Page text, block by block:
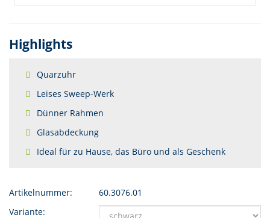
Highlights
Quarzuhr
Leises Sweep-Werk
Dünner Rahmen
Glasabdeckung
Ideal für zu Hause, das Büro und als Geschenk
Artikelnummer:
60.3076.01
Variante: